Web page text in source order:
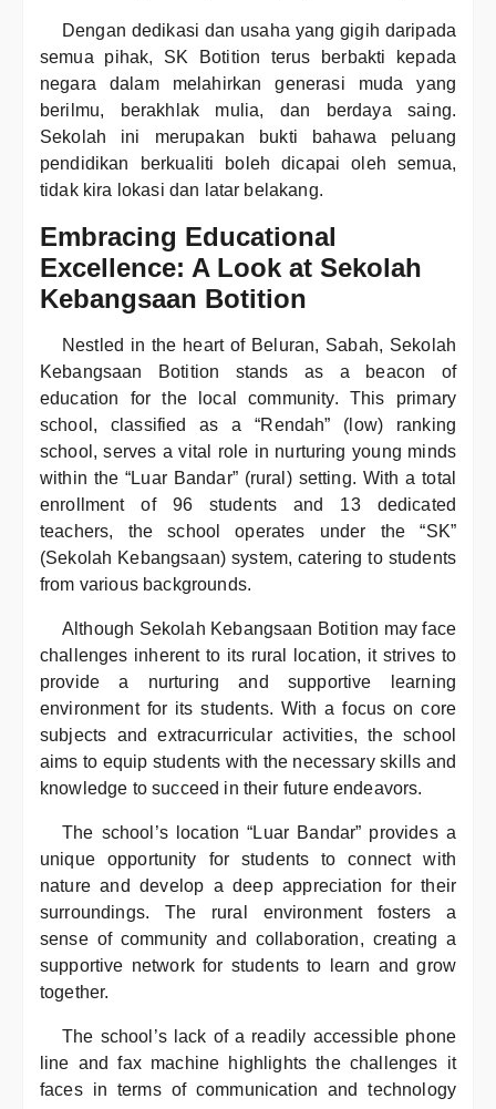
Dengan dedikasi dan usaha yang gigih daripada
semua pihak, SK Botition terus berbakti kepada
negara dalam melahirkan generasi muda yang
berilmu, berakhlak mulia, dan berdaya saing.
Sekolah ini merupakan bukti bahawa peluang
pendidikan berkualiti boleh dicapai oleh semua,
tidak kira lokasi dan latar belakang.
Embracing Educational
Excellence: A Look at Sekolah
Kebangsaan Botition
Nestled in the heart of Beluran, Sabah, Sekolah
Kebangsaan Botition stands as a beacon of
education for the local community. This primary
school, classified as a “Rendah” (low) ranking
school, serves a vital role in nurturing young minds
within the “Luar Bandar” (rural) setting. With a total
enrollment of 96 students and 13 dedicated
teachers, the school operates under the “SK”
(Sekolah Kebangsaan) system, catering to students
from various backgrounds.
Although Sekolah Kebangsaan Botition may face
challenges inherent to its rural location, it strives to
provide a nurturing and supportive learning
environment for its students. With a focus on core
subjects and extracurricular activities, the school
aims to equip students with the necessary skills and
knowledge to succeed in their future endeavors.
The school’s location “Luar Bandar” provides a
unique opportunity for students to connect with
nature and develop a deep appreciation for their
surroundings. The rural environment fosters a
sense of community and collaboration, creating a
supportive network for students to learn and grow
together.
The school’s lack of a readily accessible phone
line and fax machine highlights the challenges it
faces in terms of communication and technology